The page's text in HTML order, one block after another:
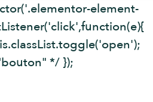
element-
*/ });